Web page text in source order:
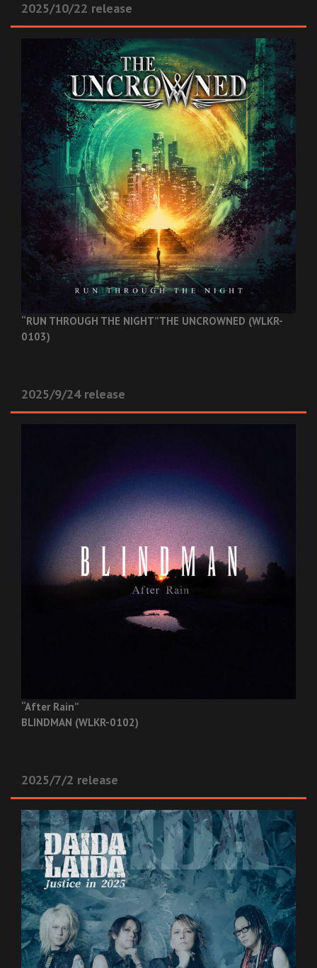
2025/10/22 release
“RUN THROUGH THE NIGHT”THE UNCROWNED (WLKR-
0103)
2025/9/24 release
“After Rain”
BLINDMAN (WLKR-0102)
2025/7/2 release